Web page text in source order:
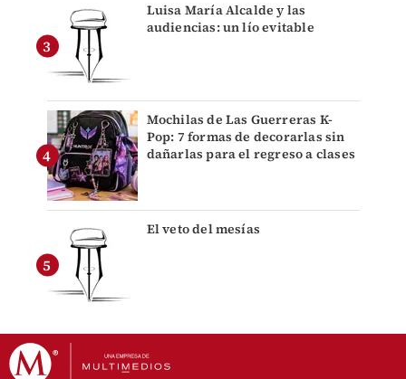
Luisa María Alcalde y las
audiencias: un lío evitable
Mochilas de Las Guerreras K-
Pop: 7 formas de decorarlas sin
dañarlas para el regreso a clases
El veto del mesías